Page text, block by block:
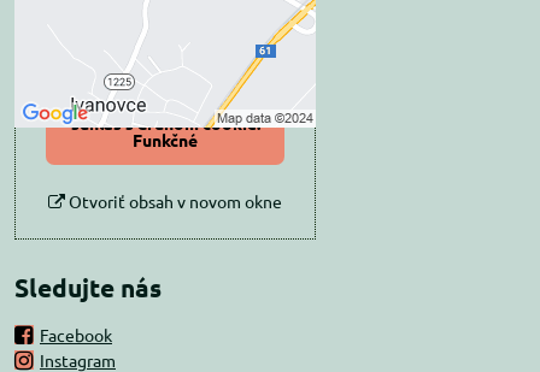
Povoliť tentokrát
Povoliť a zapamätať -
súhlas s druhom cookie:
Funkčné
Otvoriť obsah v novom okne
Sledujte nás
Facebook
Instagram